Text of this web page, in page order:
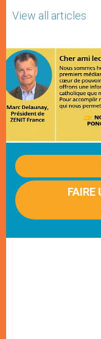
View all articles
FAIRE